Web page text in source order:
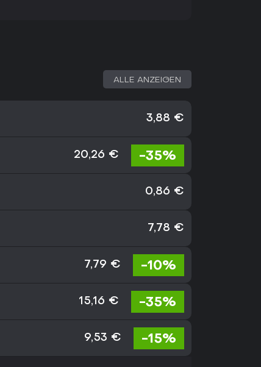
ALLE ANZEIGEN
3,88 €
20,26 € -35%
0,86 €
7,78 €
7,79 € -10%
15,16 € -35%
9,53 € -15%